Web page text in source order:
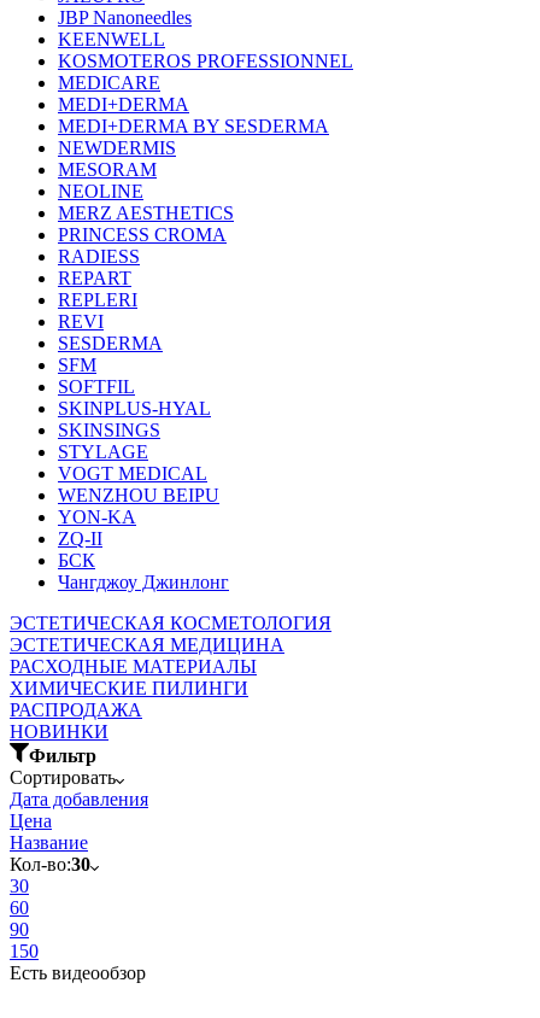
JBP Nanoneedles
KEENWELL
KOSMOTEROS PROFESSIONNEL
MEDICARE
MEDI+DERMA
MEDI+DERMA BY SESDERMA
NEWDERMIS
MESORAM
NEOLINE
MERZ AESTHETICS
PRINCESS CROMA
RADIESS
REPART
REPLERI
REVI
SESDERMA
SFM
SOFTFIL
SKINPLUS-HYAL
SKINSINGS
STYLAGE
VOGT MEDICAL
WENZHOU BEIPU
YON-KA
ZQ-II
БСК
Чангджоу Джинлонг
ЭСТЕТИЧЕСКАЯ КОСМЕТОЛОГИЯ
ЭСТЕТИЧЕСКАЯ МЕДИЦИНА
РАСХОДНЫЕ МАТЕРИАЛЫ
ХИМИЧЕСКИЕ ПИЛИНГИ
РАСПРОДАЖА
НОВИНКИ
Фильтр
Сортировать
Дата добавления
Цена
Название
Кол-во:30
30
60
90
150
Есть видеообзор